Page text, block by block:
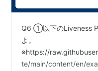
Q6 ①以下のLiveness
よ。
※https://
te/main/content/en/